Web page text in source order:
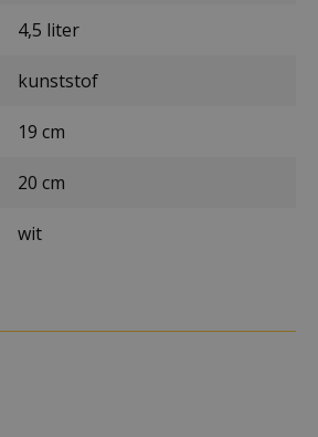
4,5 liter
kunststof
19 cm
20 cm
wit